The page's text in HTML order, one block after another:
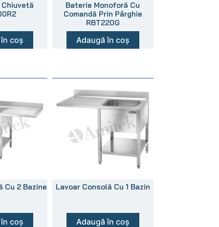
coș
Baterie Monoforă Cu
Comandă Prin Pârghie
RBT220G
Adaugă în coș
Cu 2 Bazine
coș
Lavoar Consolă Cu 1 Bazin
Adaugă în coș